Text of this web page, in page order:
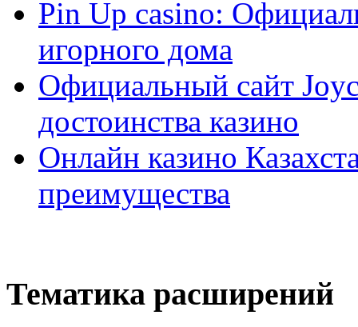
Pin Up casino:
игорного дома
Официальный сайт
достоинства казино
Онлайн казино
преимущества
Тематика расширений